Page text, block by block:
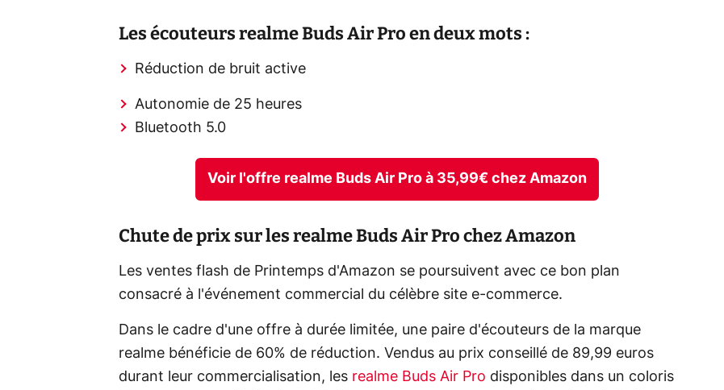
Les écouteurs realme Buds Air Pro en deux mots :
Réduction de bruit active
Autonomie de 25 heures
Bluetooth 5.0
Voir l'offre realme Buds Air Pro à 35,99€ chez Amazon
Chute de prix sur les realme Buds Air Pro chez Amazon
Les ventes flash de Printemps d'Amazon se poursuivent avec ce bon plan
consacré à l'événement commercial du célèbre site e-commerce.
Dans le cadre d'une offre à durée limitée, une paire d'écouteurs de la marque
realme bénéficie de 60% de réduction. Vendus au prix conseillé de 89,99 euros
durant leur commercialisation, les realme Buds Air Pro disponibles dans un coloris